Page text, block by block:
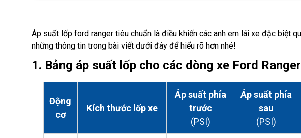
Áp suất lốp ford ranger tiêu chuẩn là điều khiến các anh em lái xe đặc biệt
những thông tin trong bài viết dưới đây để hiểu rõ hơn nhé!
1. Bảng áp suất lốp cho các dòng xe Ford Ranger
Động
cơ
Kích thước lốp xe
Áp suất phía
trước
(PSI)
Áp suất phía
sau
(PSI)